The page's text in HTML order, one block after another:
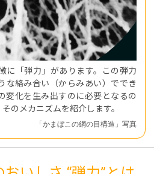
に「弾力」があります。この弾力
な絡み合い（からみあい）ででき
変化を生み出すのに必要となるの
のメカニズムを紹介します。
「かまぼこの網の目構造」写真